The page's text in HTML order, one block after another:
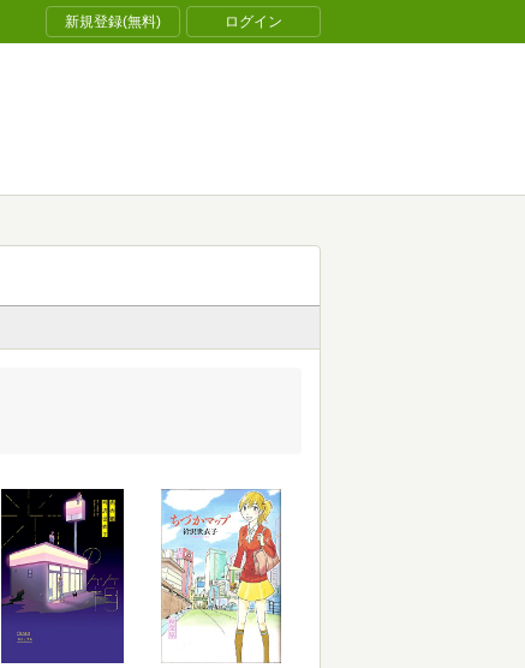
新規登録(無料) ログイン